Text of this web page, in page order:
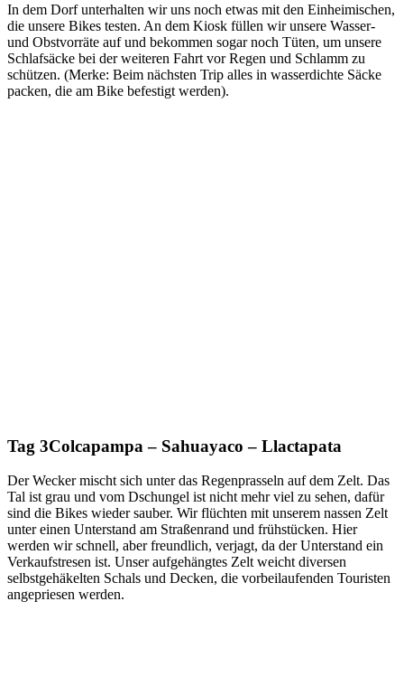
In dem Dorf unterhalten wir uns noch etwas mit den Einheimischen,
die unsere Bikes testen. An dem Kiosk füllen wir unsere Wasser-
und Obstvorräte auf und bekommen sogar noch Tüten, um unsere
Schlafsäcke bei der weiteren Fahrt vor Regen und Schlamm zu
schützen. (Merke: Beim nächsten Trip alles in wasserdichte Säcke
packen, die am Bike befestigt werden).
Tag 3Colcapampa – Sahuayaco – Llactapata
Der Wecker mischt sich unter das Regenprasseln auf dem Zelt. Das
Tal ist grau und vom Dschungel ist nicht mehr viel zu sehen, dafür
sind die Bikes wieder sauber. Wir flüchten mit unserem nassen Zelt
unter einen Unterstand am Straßenrand und frühstücken. Hier
werden wir schnell, aber freundlich, verjagt, da der Unterstand ein
Verkaufstresen ist. Unser aufgehängtes Zelt weicht diversen
selbstgehäkelten Schals und Decken, die vorbeilaufenden Touristen
angepriesen werden.